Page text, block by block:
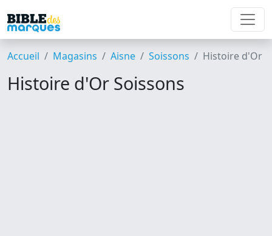
Accueil Magasins Aisne Soissons Histoire d'Or
Histoire d'Or Soissons